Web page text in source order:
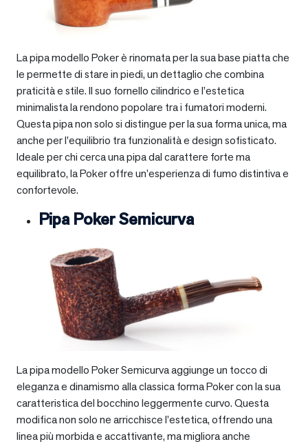
La pipa modello Poker è rinomata per la sua base piatta che
le permette di stare in piedi, un dettaglio che combina
praticità e stile. Il suo fornello cilindrico e l’estetica
minimalista la rendono popolare tra i fumatori moderni.
Questa pipa non solo si distingue per la sua forma unica, ma
anche per l’equilibrio tra funzionalità e design sofisticato.
Ideale per chi cerca una pipa dal carattere forte ma
equilibrato, la Poker offre un’esperienza di fumo distintiva e
confortevole.
Pipa Poker Semicurva
La pipa modello Poker Semicurva aggiunge un tocco di
eleganza e dinamismo alla classica forma Poker con la sua
caratteristica del bocchino leggermente curvo. Questa
modifica non solo ne arricchisce l’estetica, offrendo una
linea più morbida e accattivante, ma migliora anche